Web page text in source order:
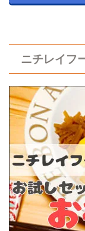
ニチレイフ